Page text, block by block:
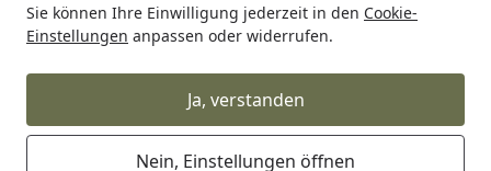
Sie können Ihre Einwilligung jederzeit in den Cookie-
Einstellungen anpassen oder widerrufen.
Ja, verstanden
Nein, Einstellungen öffnen
Startseite
RK Rk Kettenschlösser RK Kettenschloss 520SO
RK Kettenschloss 520SO